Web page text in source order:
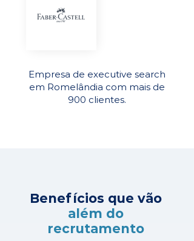
Empresa de executive search
em Romelândia com mais de
900 clientes.
Benefícios que vão
além do
recrutamento